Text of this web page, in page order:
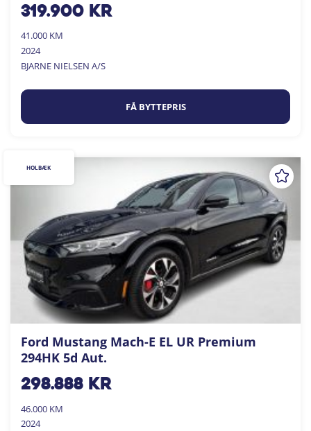
319.900kr
41.000 KM
2024
BJARNE NIELSEN A/S
FÅ BYTTEPRIS
Ford Mustang Mach-E EL UR Premium
294HK 5d Aut.
298.888kr
46.000 KM
2024
HOLBÆK